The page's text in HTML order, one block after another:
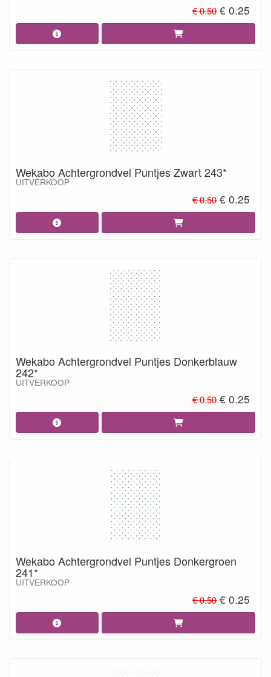
€ 0.50 € 0.25
Wekabo Achtergrondvel Puntjes Zwart 243*
UITVERKOOP
€ 0.50 € 0.25
Wekabo Achtergrondvel Puntjes Donkerblauw
242*
UITVERKOOP
€ 0.50 € 0.25
Wekabo Achtergrondvel Puntjes Donkergroen
241*
UITVERKOOP
€ 0.50 € 0.25